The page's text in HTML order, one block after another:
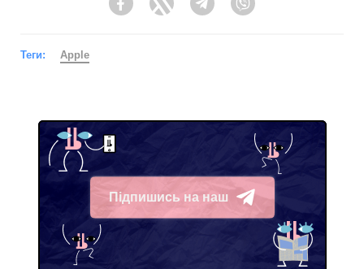
FacebookTwitter Telegram
Теги: Apple
Підпишись на наш
Telegram